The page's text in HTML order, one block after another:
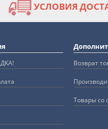
УСЛОВИЯ
Возврат
Товары со